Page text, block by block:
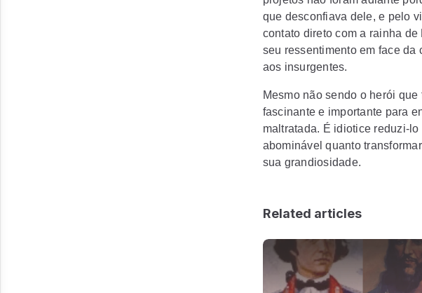
que desconfiava dele, e pelo
contato direto com a rainha
seu ressentimento em face
aos insurgentes.
Mesmo não sendo o herói
fascinante e importante para
maltratada. É idiotice reduzi-
abominável quanto
sua grandiosidade.
Related articles